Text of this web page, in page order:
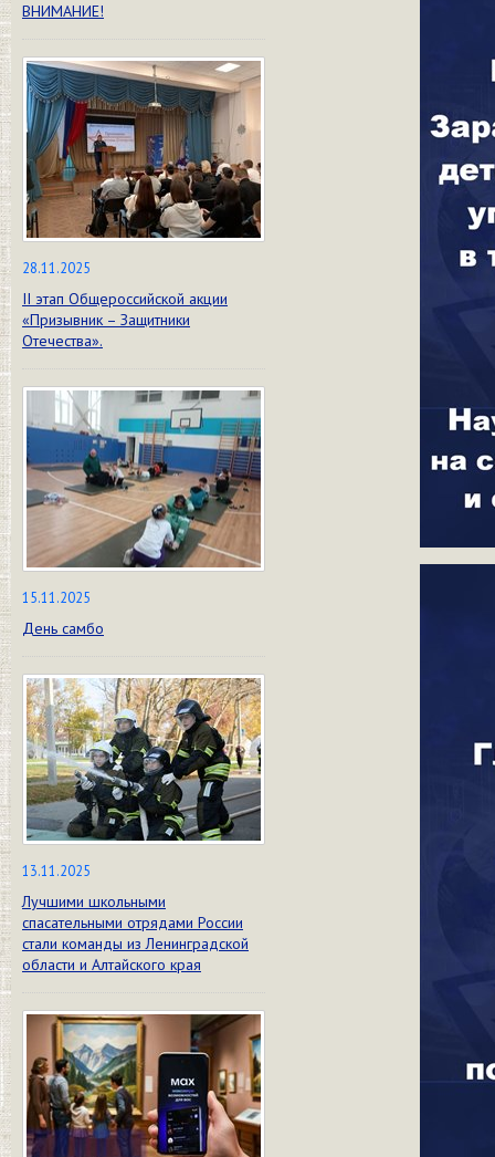
ВНИМАНИЕ!
28.11.2025
II этап Общероссийской акции
«Призывник – Защитники
Отечества».
15.11.2025
День самбо
13.11.2025
Лучшими школьными
спасательными отрядами России
стали команды из Ленинградской
области и Алтайского края